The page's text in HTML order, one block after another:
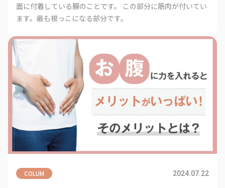
面に付着している膜のことです。 この部分に筋肉が付いてい
ます。最も根っこになる部分です。
COLUM 2024.07.22